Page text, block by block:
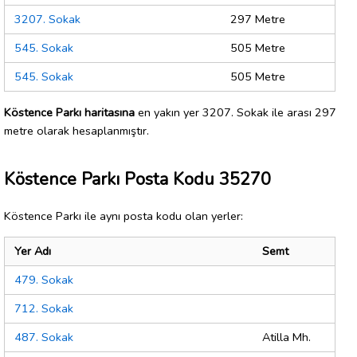
3207. Sokak
297 Metre
545. Sokak
505 Metre
545. Sokak
505 Metre
Köstence Parkı haritasına en yakın yer 3207. Sokak ile arası 297
metre olarak hesaplanmıştır.
Köstence Parkı Posta Kodu 35270
Köstence Parkı ile aynı posta kodu olan yerler:
Yer Adı
Semt
479. Sokak
712. Sokak
487. Sokak
Atilla Mh.